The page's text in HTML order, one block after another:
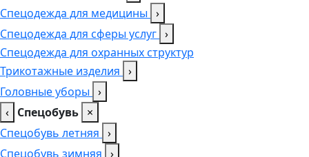
Спецодежда для медицины ›
Спецодежда для сферы услуг ›
Спецодежда для охранных структур
Трикотажные изделия ›
Головные уборы ›
‹ Спецобувь ×
Спецобувь летняя ›
Спецобувь зимняя ›